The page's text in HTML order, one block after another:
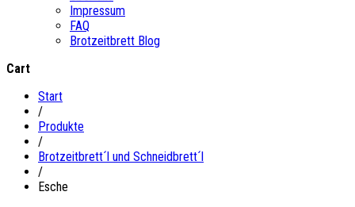
Impressum
FAQ
Brotzeitbrett Blog
Cart
Start
/
Produkte
/
Brotzeitbrett´l und Schneidbrett´l
/
Esche